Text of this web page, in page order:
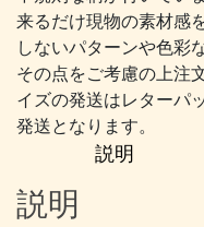
#371
オ
リ
ー
ブ
ブ
ウ
ン
来るだけ現物の素材感
しないパターンや色彩
その点をご考慮の上注
イズの発送はレターパ
発送となります。
説明
説明